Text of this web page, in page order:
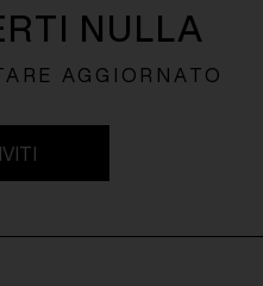
NULLA
AGGIORNATO